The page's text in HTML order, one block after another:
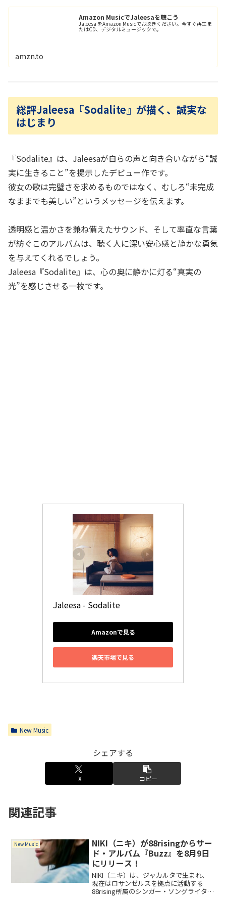
Amazon MusicでJaleesaを聴こう
Jaleesa をAmazon Musicでお聴きください。今すぐ再生ま
たはCD、デジタルミュージックで。
amzn.to
総評――Jaleesa『Sodalite』が描く、誠実な
はじまり
『Sodalite』は、Jaleesaが自らの声と向き合いながら“誠
実に生きること”を提示したデビュー作です。
彼女の歌は完璧さを求めるものではなく、むしろ“未完成
なままでも美しい”というメッセージを伝えます。
透明感と温かさを兼ね備えたサウンド、そして率直な言葉
が紡ぐこのアルバムは、聴く人に深い安心感と静かな勇気
を与えてくれるでしょう。
Jaleesa『Sodalite』は、心の奥に静かに灯る“真実の
光”を感じさせる一枚です。
Jaleesa - Sodalite
Amazonで見る
楽天市場で見る
New Music
シェアする
X コピー
関連記事
New Music
NIKI（ニキ）が88risingからサー
ド・アルバム『Buzz』を8月9日
にリリース！
NIKI（ニキ）は、ジャカルタで生まれ、
現在はロサンゼルスを拠点に活動する
88rising所属のシンガー・ソングライター